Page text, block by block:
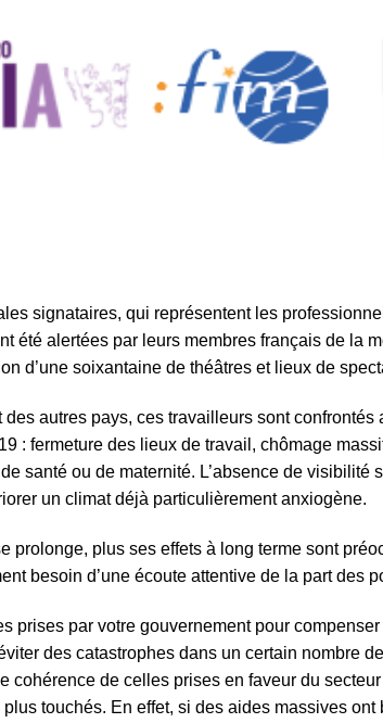
signataires, qui représentent les
été alertées par leurs membres français de la
d’une soixantaine de théâtres et lieux de
autres pays, ces travailleurs sont
: fermeture des lieux de travail, chômage
santé ou de maternité. L’absence de visibilité
un climat déjà particulièrement anxiogène.
prolonge, plus ses effets à long terme sont
besoin d’une écoute attentive de la part des
prises par votre gouvernement pour
des catastrophes dans un certain nombre
cohérence de celles prises en faveur du
touchés. En effet, si des aides massives